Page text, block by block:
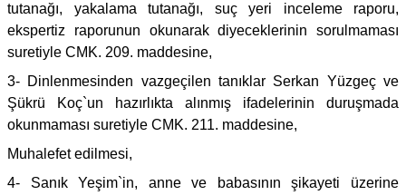
tutanağı, yakalama tutanağı, suç yeri inceleme raporu,
ekspertiz raporunun okunarak diyeceklerinin sorulmaması
suretiyle CMK. 209. maddesine,
3- Dinlenmesinden vazgeçilen tanıklar Serkan Yüzgeç ve
Şükrü Koç`un hazırlıkta alınmış ifadelerinin duruşmada
okunmaması suretiyle CMK. 211. maddesine,
Muhalefet edilmesi,
4- Sanık Yeşim`in, anne ve babasının şikayeti üzerine